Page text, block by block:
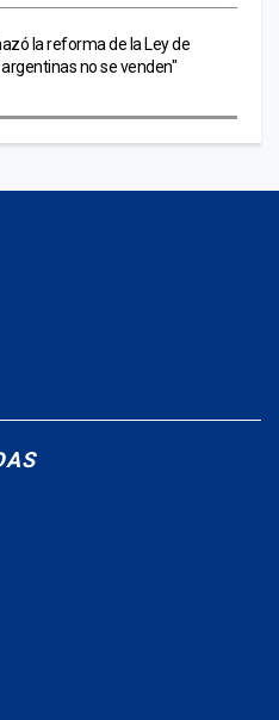
la reforma de la Ley de
no se venden"